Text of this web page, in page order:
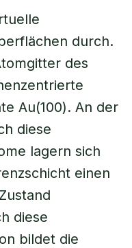
durch.
des
Au(100). An der
diese
lagern sich
einen
diese
bildet die